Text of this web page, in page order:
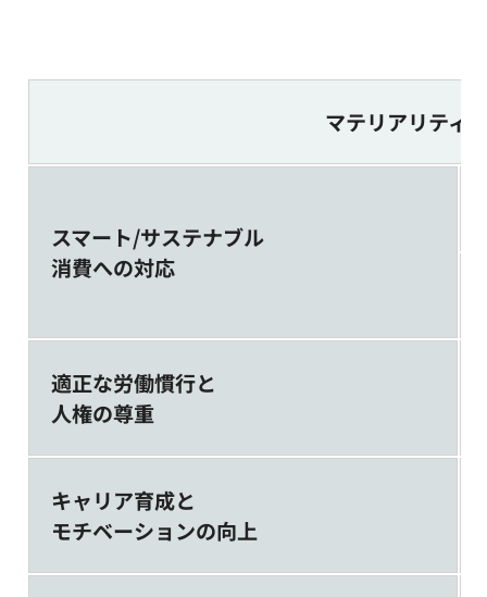
マテリアリティ
スマート/サステナブル
消費への対応
適正な労働慣行と
人権の尊重
キャリア育成と
モチベーションの向上